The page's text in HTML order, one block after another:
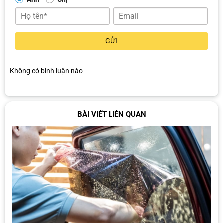
Gói
phim
Kính lái
trước
Kính sườn
sau
Kính lưng
Cao
cấp
IR75
2.900.000
SS35
1.500.000
SS35
1.500.000
SS35
1.600.000
Tiêu
CS70
900.000
900.000
So sánh phim cách nhiệt Solarzone và 3M? Nên dán
loại nào?
Bạn đang phân vân giữa phim cách nhiệt 3M và Solarzone không
biết loại nào cản nhiệt hiệu quả hơn? Và mức giá nào phù hợp với
tài chính của mình? Dưới đây là bảng so sánh bảng giá film cách
nhiệt 3Mvới phim cách nhiệt Solarzone và các thông số kỹ thuật để
bạn dễ dàng lựa chọn dòng sản phẩm phù hợp nhất nhé!
GỬI
Không có bình luận nào
BÀI VIẾT LIÊN QUAN